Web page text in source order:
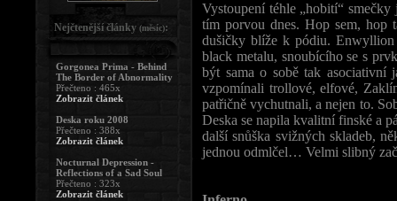
Vystoupení téhle „hobití“
tím porvou dnes. Hop sem, hop
dušičky blíže k pódiu. Enwyllion
black metalu, snoubícího se s
být sama o sobě tak asociativní
vzpomínali trollové, elfové,
patřičně vychutnali, a nejen to.
Deska se napila kvalitní finské a
další snůška svižných skladeb,
jednou odmlčel… Velmi slibný
Nejčtenější články (měsíc):
Gorgonea Prima - Behind
The Border of Abnormality
Přečteno : 465x
Zobrazit článek
Deska roku 2008
Přečteno : 388x
Zobrazit článek
Nocturnal Depression -
Reflections of a Sad Soul
Přečteno : 323x
Zobrazit článek